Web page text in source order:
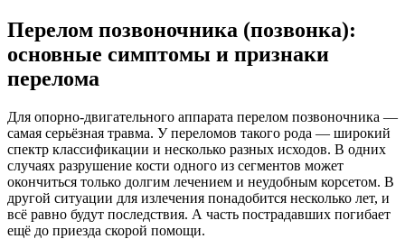
Перелом позвоночника (позвонка):
основные симптомы и признаки
перелома
Для опорно-двигательного аппарата перелом позвоночника —
самая серьёзная травма. У переломов такого рода — широкий
спектр классификации и несколько разных исходов. В одних
случаях разрушение кости одного из сегментов может
окончиться только долгим лечением и неудобным корсетом. В
другой ситуации для излечения понадобится несколько лет, и
всё равно будут последствия. А часть пострадавших погибает
ещё до приезда скорой помощи.